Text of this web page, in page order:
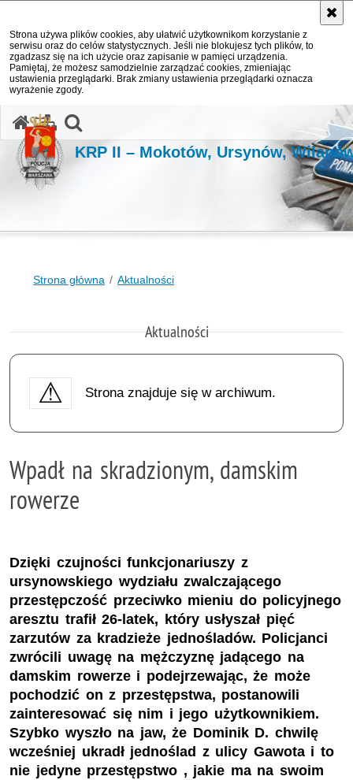
Strona używa plików cookies, aby ułatwić użytkownikom korzystanie z
serwisu oraz do celów statystycznych. Jeśli nie blokujesz tych plików, to
zgadzasz się na ich użycie oraz zapisanie w pamięci urządzenia.
Pamiętaj, że możesz samodzielnie zarządzać cookies, zmieniając
ustawienia przeglądarki. Brak zmiany ustawienia przeglądarki oznacza
wyrażenie zgody.
KRP II – Mokotów, Ursynów,
Strona główna Aktualności
Aktualności
Strona znajduje się w archiwum.
Wpadł na skradzionym, damskim
rowerze
Dzięki czujności funkcjonariuszy z
ursynowskiego wydziału zwalczającego
przestępczość przeciwko mieniu do policyjnego
aresztu trafił 26-latek, który usłyszał pięć
zarzutów za kradzieże jednośladów. Policjanci
zwrócili uwagę na mężczyznę jadącego na
damskim rowerze i podejrzewając, że może
pochodzić on z przestępstwa, postanowili
zainteresować się nim i jego użytkownikiem.
Szybko wyszło na jaw, że Dominik D. chwilę
wcześniej ukradł jednoślad z ulicy Gawota i to
nie jedyne przestępstwo , jakie ma na swoim